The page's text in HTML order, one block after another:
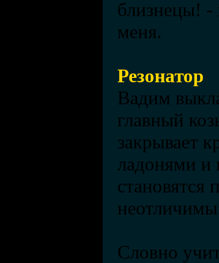
близнецы! -
меня.
Резонатор
Вадим
главный
закрывает
ладонями и
становятся
Словно